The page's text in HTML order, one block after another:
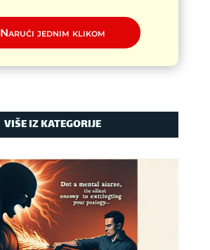
Narući jednim klikom
VIŠE IZ KATEGORIJE